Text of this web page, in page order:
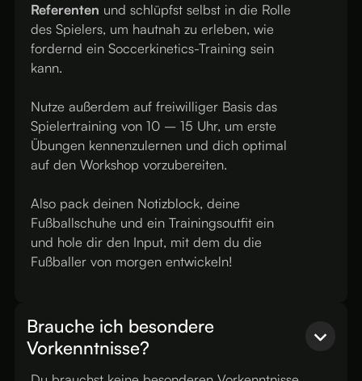
Referenten und schlüpfst selbst in die Rolle
des Spielers, um hautnah zu erleben, wie
fordernd ein Soccerkinetics-Training sein
kann.
Nutze außerdem auf freiwilliger Basis das
Spielertraining von 10 – 15 Uhr, um erste
Übungen kennenzulernen und dich optimal
auf den Workshop vorzubereiten.
Also pack deinen Notizblock, deine
Fußballschuhe und ein Trainingsoutfit ein
und hole dir den Input, mit dem du die
Fußballer von morgen entwickeln!
Brauche ich besondere
Vorkenntnisse?